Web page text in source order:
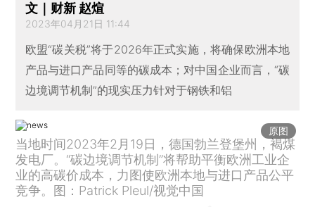
文｜财新 赵煊
2023年04月21日 11:44
欧盟“碳关税”将于2026年正式实施，将确保欧洲本地
产品与进口产品同等的碳成本；对中国企业而言，“碳
边境调节机制”的现实压力针对于钢铁和铝
原图
当地时间2023年2月19日，德国勃兰登堡州，褐煤
发电厂。“碳边境调节机制”将帮助平衡欧洲工业企
业的高碳价成本，力图使欧洲本地与进口产品公平
竞争。图：Patrick Pleul/视觉中国